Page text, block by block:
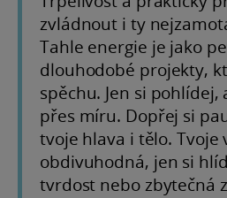
zvládnout i ty
Tahle energie je jako
dlouhodobé projekty,
spěchu. Jen si
přes míru. Dopřej si
tvoje hlava i tělo. Tvoje
obdivuhodná, jen si
tvrdost nebo zbytečná